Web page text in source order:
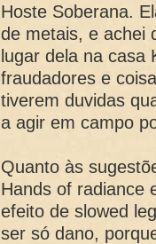
Hoste Soberana.
de metais, e achei
lugar dela na casa
fraudadores e
tiverem duvidas
a agir em campo
Quanto às
Hands of radiance
efeito de slowed
ser só dano,